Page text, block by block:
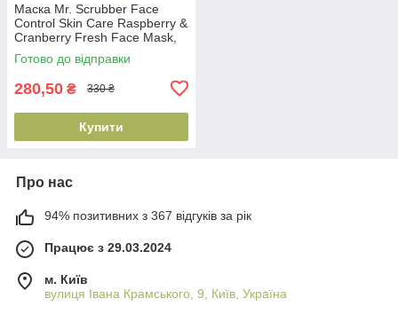
Маска Mr. Scrubber Face
Control Skin Care Raspberry &
Cranberry Fresh Face Mask,
100 мл (4823109701489)
Готово до відправки
280,50 ₴ 330 ₴
Купити
Про нас
94% позитивних з 367 відгуків за рік
Працює з 29.03.2024
м. Київ
вулиця Івана Крамського, 9, Київ, Україна